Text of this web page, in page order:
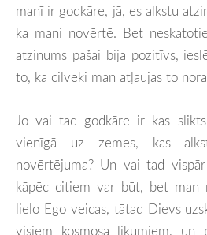
manī ir godkāre, jā, es alkstu
ka mani novērtē. Bet
atzinums pašai bija pozitīvs,
to, ka cilvēki man atļaujas to
Jo vai tad godkāre ir kas
vienīgā uz zemes, kas
novērtējuma? Un vai tad
kāpēc citiem var būt, bet man
lielo Ego veicas, tātad Dievs
visiem kosmosa likumiem,